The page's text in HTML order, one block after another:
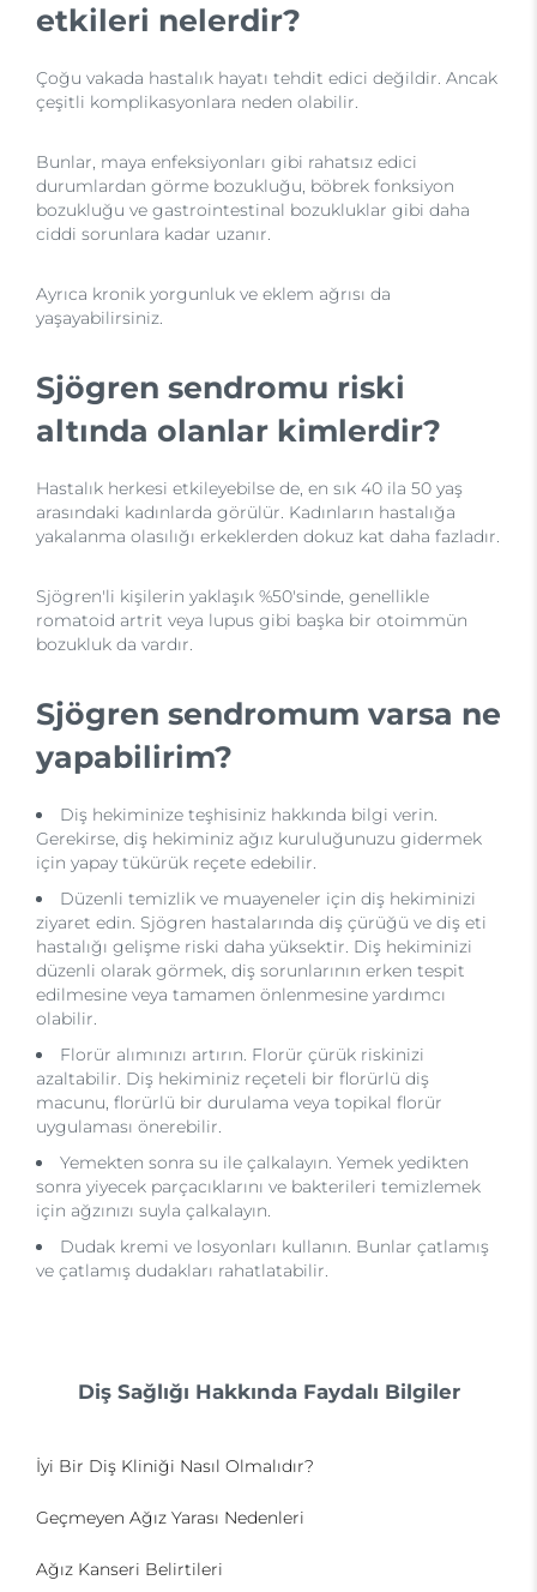
etkileri nelerdir?
Çoğu vakada hastalık hayatı tehdit edici değildir. Ancak
çeşitli komplikasyonlara neden olabilir.
Bunlar, maya enfeksiyonları gibi rahatsız edici
durumlardan görme bozukluğu, böbrek fonksiyon
bozukluğu ve gastrointestinal bozukluklar gibi daha
ciddi sorunlara kadar uzanır.
Ayrıca kronik yorgunluk ve eklem ağrısı da
yaşayabilirsiniz.
Sjögren sendromu riski
altında olanlar kimlerdir?
Hastalık herkesi etkileyebilse de, en sık 40 ila 50 yaş
arasındaki kadınlarda görülür. Kadınların hastalığa
yakalanma olasılığı erkeklerden dokuz kat daha fazladır.
Sjögren'li kişilerin yaklaşık %50'sinde, genellikle
romatoid artrit veya lupus gibi başka bir otoimmün
bozukluk da vardır.
Sjögren sendromum varsa ne
yapabilirim?
Diş hekiminize teşhisiniz hakkında bilgi verin.
Gerekirse, diş hekiminiz ağız kuruluğunuzu gidermek
için yapay tükürük reçete edebilir.
Düzenli temizlik ve muayeneler için diş hekiminizi
ziyaret edin. Sjögren hastalarında diş çürüğü ve diş eti
hastalığı gelişme riski daha yüksektir. Diş hekiminizi
düzenli olarak görmek, diş sorunlarının erken tespit
edilmesine veya tamamen önlenmesine yardımcı
olabilir.
Florür alımınızı artırın. Florür çürük riskinizi
azaltabilir. Diş hekiminiz reçeteli bir florürlü diş
macunu, florürlü bir durulama veya topikal florür
uygulaması önerebilir.
Yemekten sonra su ile çalkalayın. Yemek yedikten
sonra yiyecek parçacıklarını ve bakterileri temizlemek
için ağzınızı suyla çalkalayın.
Dudak kremi ve losyonları kullanın. Bunlar çatlamış
ve çatlamış dudakları rahatlatabilir.
Diş Sağlığı Hakkında Faydalı Bilgiler
İyi Bir Diş Kliniği Nasıl Olmalıdır?
Geçmeyen Ağız Yarası Nedenleri
Ağız Kanseri Belirtileri